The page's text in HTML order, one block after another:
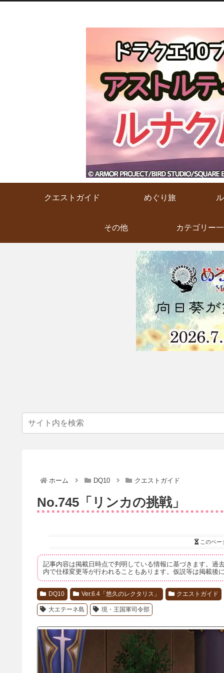
クエストガイド めぐり旅
その他 カテゴリー
ホーム DQ10 クエストガイド
No.745「リンカの挑戦」
このペー
記事内容は掲載日時点で判明している情報に基づきます。過
内で仕様変更等が行われることもあります。仮説等は掲載後
DQ10 Ver.6.4「悠久のレクタリス」 クエストガイド
大エテーネ島 現・王国軍司令部